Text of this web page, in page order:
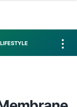
LIFESTYLE